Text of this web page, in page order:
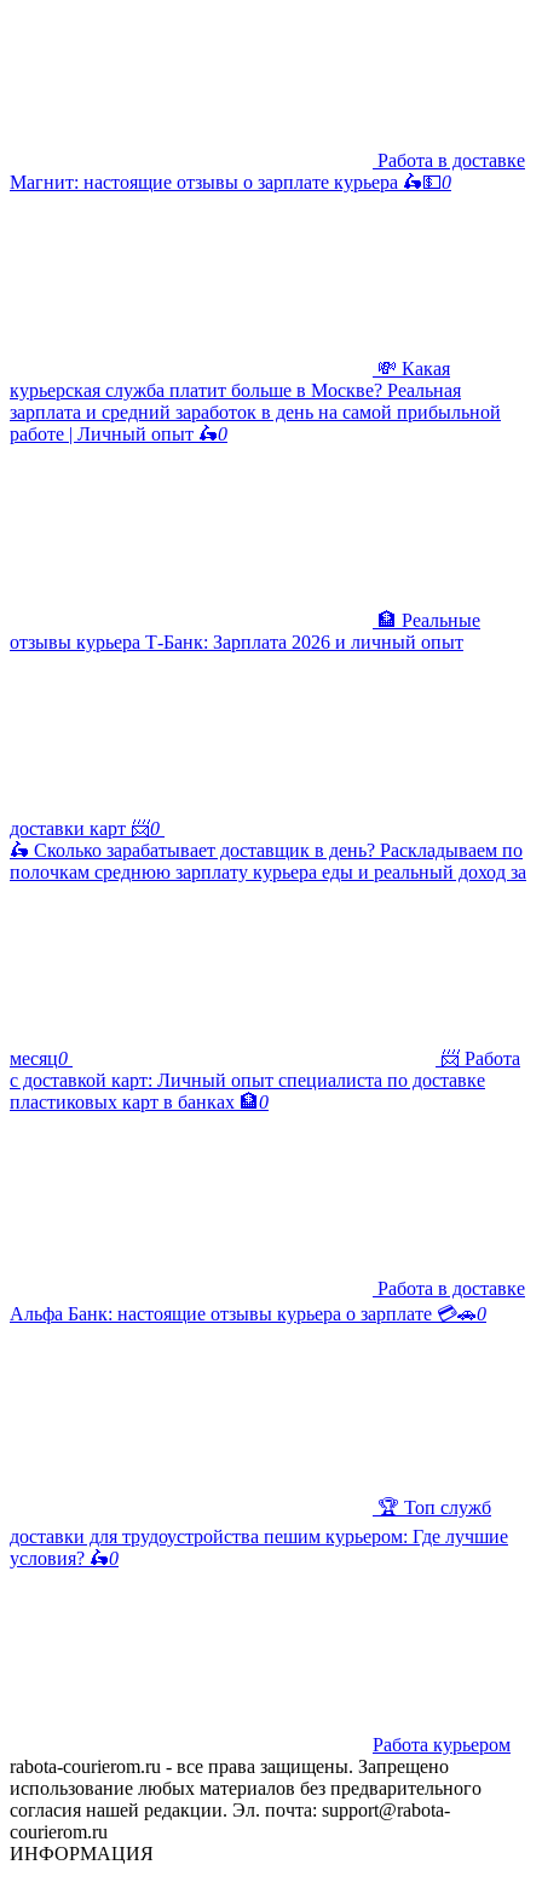
Работа в доставке
Магнит: настоящие отзывы о зарплате курьера 🛵💵0
💸 Какая
курьерская служба платит больше в Москве? Реальная
зарплата и средний заработок в день на самой прибыльной
работе | Личный опыт 🛵0
🏦 Реальные
отзывы курьера Т-Банк: Зарплата 2026 и личный опыт
доставки карт 📨0
🛵 Сколько зарабатывает доставщик в день? Раскладываем по
полочкам среднюю зарплату курьера еды и реальный доход за
месяц0
📨 Работа
с доставкой карт: Личный опыт специалиста по доставке
пластиковых карт в банках 🏦0
Работа в доставке
Альфа Банк: настоящие отзывы курьера о зарплате 💳🚗0
🏆 Топ служб
доставки для трудоустройства пешим курьером: Где лучшие
условия? 🛵0
Работа курьером
rabota-courierom.ru - все права защищены. Запрещено
использование любых материалов без предварительного
согласия нашей редакции. Эл. почта: support@rabota-
courierom.ru
ИНФОРМАЦИЯ